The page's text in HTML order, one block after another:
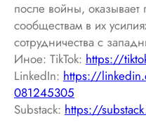
после войны,
сообществам в их
сотрудничества с
Иное: TikTok: https://
LinkedIn: https://
081245305
Substack: https://